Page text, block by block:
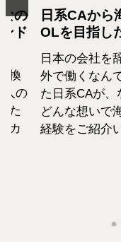
の
ド
換
人の
た
カ
日系CAから
OLを目指し
日本の会社を
外で働くなん
た日系CAが、
どんな想いで
経験をご紹介